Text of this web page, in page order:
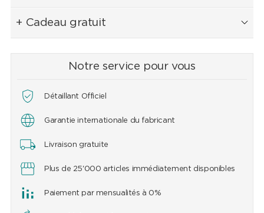
+ Cadeau gratuit
Notre service pour vous
Détaillant Officiel
Garantie internationale du fabricant
Livraison gratuite
Plus de 25'000 articles immédiatement disponibles
Paiement par mensualités à 0%